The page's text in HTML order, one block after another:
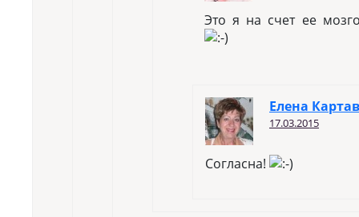
Это я на счет ее
Елена
17.03.2015
Согласна!